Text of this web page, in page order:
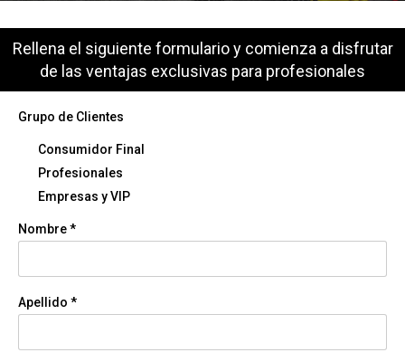
Rellena el siguiente formulario y comienza a disfrutar
de las ventajas exclusivas para profesionales
Grupo de Clientes
Consumidor Final
Profesionales
Empresas y VIP
Nombre *
Apellido *